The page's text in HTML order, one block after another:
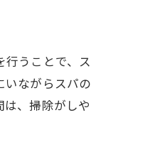
うことで、ス
いながらスパの
、掃除がしや